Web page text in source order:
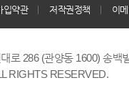
입약관 저작권정책 이
로 286 (관양동 1600) 송
RIGHTS RESERVED.